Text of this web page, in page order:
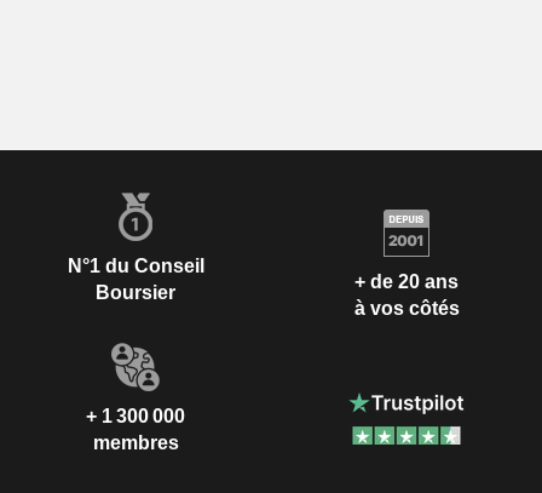
N°1 du Conseil
Boursier
+ de 20 ans
à vos côtés
+ 1 300 000
membres